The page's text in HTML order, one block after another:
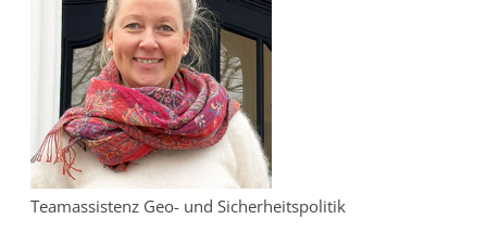
Teamassistenz Geo- und Sicherheitspolitik